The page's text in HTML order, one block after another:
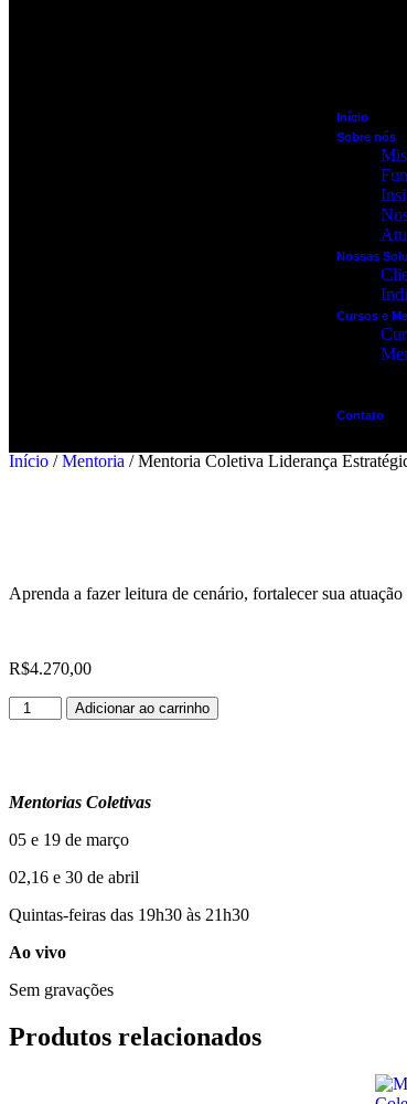
Início
Sobre nós
Nossas
Cursos e
Contato
Início /Mentoria / Mentoria Coletiva Liderança
Aprenda a fazerleitura de cenário, fortalecer sua
R$4.270,00
Adicionar ao carrinho
Mentorias Coletivas
05 e 19 de março
02,16 e 30 de abril
Quintas-feiras das 19h30 às 21h30
Ao vivo
Sem gravações
Produtos relacionados